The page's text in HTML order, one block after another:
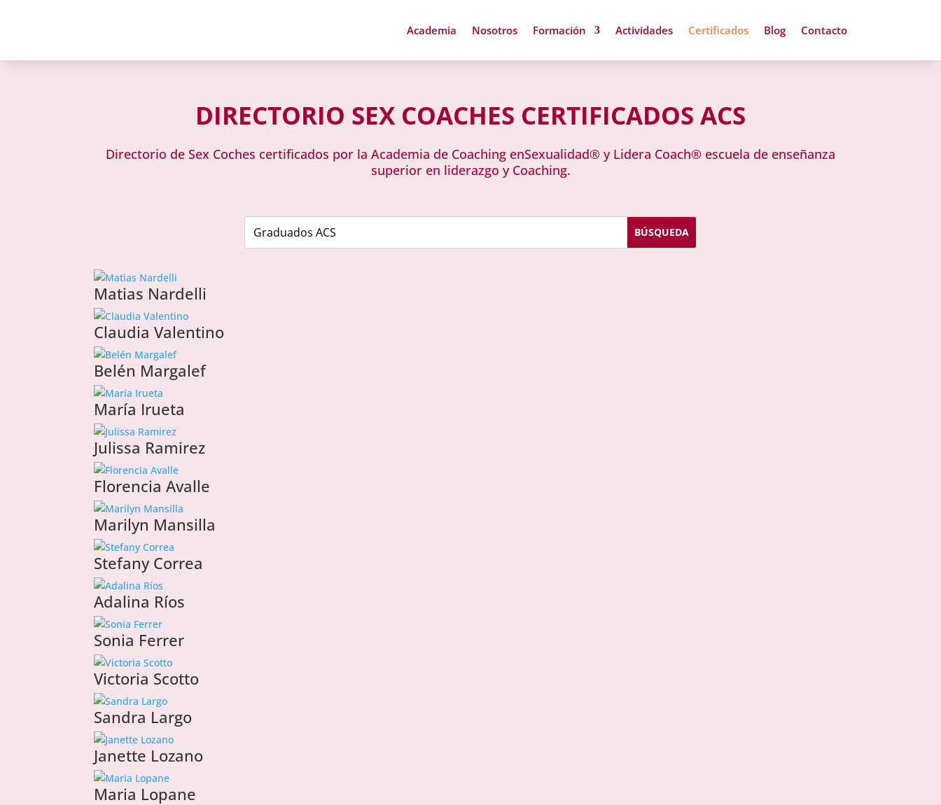
Academia Nosotros Formación Actividades Certificados Blog Contacto
DIRECTORIO SEX COACHES CERTIFICADOS ACS
Directorio de Sex Coches certificados por la Academia de Coaching enSexualidad® y Lidera Coach® escuela de enseñanza
superior en liderazgo y Coaching.
Matias Nardelli
Claudia Valentino
Belén Margalef
María Irueta
Julissa Ramirez
Florencia Avalle
Marilyn Mansilla
Stefany Correa
Adalina Ríos
Sonia Ferrer
Victoria Scotto
Sandra Largo
Janette Lozano
Maria Lopane